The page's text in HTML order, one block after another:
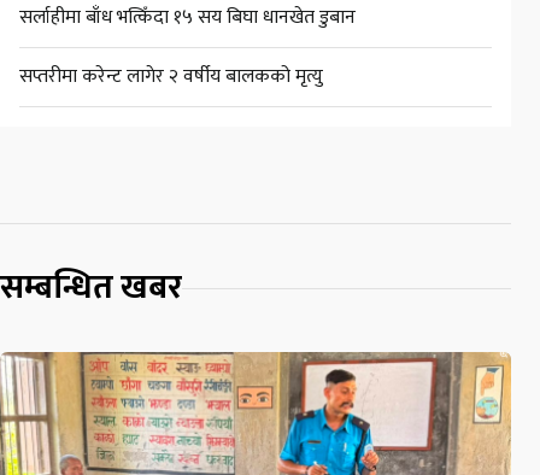
सर्लाहीमा बाँध भत्किँदा १५ सय बिघा धानखेत डुबान
सप्तरीमा करेन्ट लागेर २ वर्षीय बालकको मृत्यु
सम्बन्धित खबर